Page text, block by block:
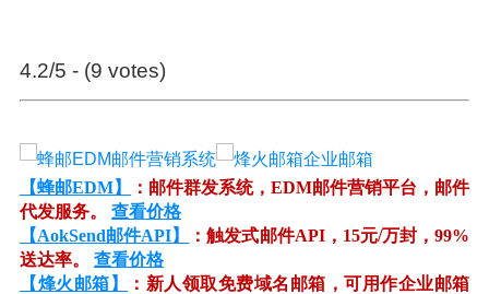
4.2/5 - (9 votes)
【蜂邮EDM】
：邮件群发系统，EDM邮件营销平台，邮件
代发服务。 查看价格
【AokSend邮件API】
：触发式邮件API，15元/万封，99%
送达率。 查看价格
【烽火邮箱】
：新人领取免费域名邮箱，可用作企业邮箱